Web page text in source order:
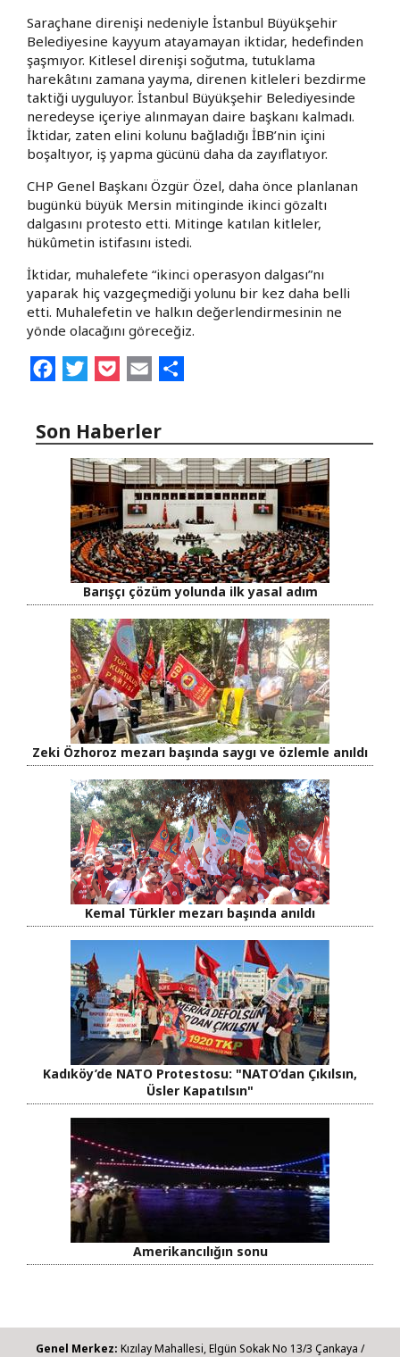
Saraçhane direnişi nedeniyle İstanbul Büyükşehir
Belediyesine kayyum atayamayan iktidar, hedefinden
şaşmıyor. Kitlesel direnişi soğutma, tutuklama
harekâtını zamana yayma, direnen kitleleri bezdirme
taktiği uyguluyor. İstanbul Büyükşehir Belediyesinde
neredeyse içeriye alınmayan daire başkanı kalmadı.
İktidar, zaten elini kolunu bağladığı İBB’nin içini
boşaltıyor, iş yapma gücünü daha da zayıflatıyor.
CHP Genel Başkanı Özgür Özel, daha önce planlanan
bugünkü büyük Mersin mitinginde ikinci gözaltı
dalgasını protesto etti. Mitinge katılan kitleler,
hükûmetin istifasını istedi.
İktidar, muhalefete “ikinci operasyon dalgası”nı
yaparak hiç vazgeçmediği yolunu bir kez daha belli
etti. Muhalefetin ve halkın değerlendirmesinin ne
yönde olacağını göreceğiz.
FacebookTwitterPocketEmail
Son Haberler
Barışçı çözüm yolunda ilk yasal adım
Zeki Özhoroz mezarı başında saygı ve özlemle anıldı
Kemal Türkler mezarı başında anıldı
Kadıköy’de NATO Protestosu: "NATO’dan Çıkılsın,
Üsler Kapatılsın"
Amerikancılığın sonu
Genel Merkez: Kızılay Mahallesi, Elgün Sokak No 13/3 Çankaya /